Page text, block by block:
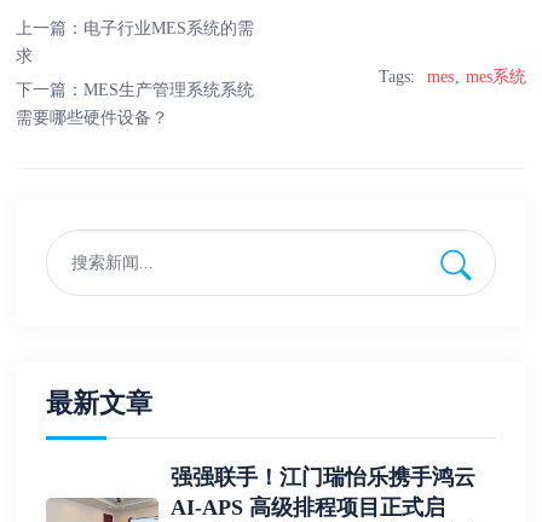
上一篇： 电子行业MES系统的需
求
下一篇：MES生产管理系统系统
需要哪些硬件设备？
Tags: mes mes系统
最新文章
强强联手！江门瑞怡乐携手鸿云
AI-APS 高级排程项目正式启